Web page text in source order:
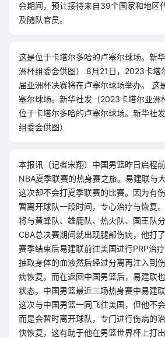
会期间，预计接待来自39个国家和地区
及随队官员。
这是位于卡塔尔多哈的卢塞尔球场。新
洲杯组委会供图） 8月21日，2023卡塔
届亚洲杯决赛将在卢塞尔球场举办。 这
塞尔球场。新华社发（2023卡塔尔亚洲
位于卡塔尔多哈的卢塞尔球场。新华社
组委会供图）
本报讯（记者宋翔）中国男篮昨日启程
NBA夏季联赛的热身赛之旅。易建联与
这次却不会打夏季联赛的比赛。因为有
暂离开球队一段时间，专心治疗与恢复
将与黄蜂队、雄鹿队、热火队、国王队
CBA总决赛期间就出现腿部伤病，他打
赛季结束后易建联前往美国进行PRP治
抽取身体的血液然后经过分离再注入到
病恢复。而在返回中国男篮后，易建联
状态。中国男篮最近三场热身赛中易建
这次与中国男篮一同飞往美国，但他不
而是会暂时离开球队，专门进行伤病的
快恢复，这有助于他在男篮世界杯上打